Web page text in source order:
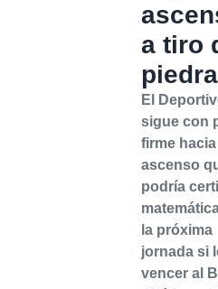
a tiro
piedra
El
sigue con
firme
ascenso
podría
la próxima
jornada si
vencer al